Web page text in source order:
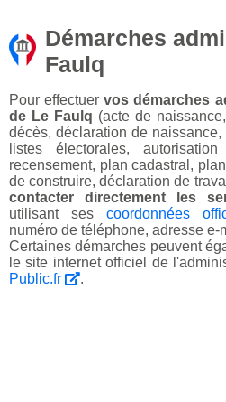
Démarches
Faulq
Pour effectuervos démarches
de Le Faulq (acte de
décès, déclaration de
listes électorales,
recensement, plan cadastral,
de construire, déclaration de
contacter directement les
utilisant ses coordonnées
numéro de téléphone, adresse e-
Certaines démarches peuvent
le site internet officiel de
Public.fr
.